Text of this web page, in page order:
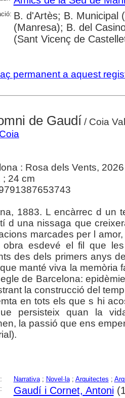
B. d'Artès; B. Municipal
(Manresa); B. del
(Sant Vicenç de
permanent a aquest
de Gaudí / Coia
: Rosa dels Vents, 2026
; 24 cm
1883. L encàrrec d un
d una nissaga que
marcades per l
obra esdevé el fil que
des dels primers anys
manté viva la memòria
de Barcelona:
la construcció del
en tots els que s hi
persisteix quan la
la passió que ens
Narrativa; Novel·la; Arquitectes ;
Gaudí i Cornet, Antoni